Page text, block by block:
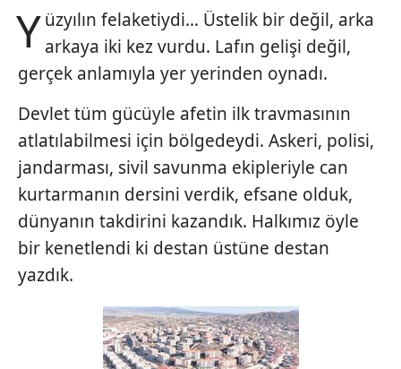
Yüzyılın felaketiydi... Üstelik bir değil, arka
arkaya iki kez vurdu. Lafın gelişi değil,
gerçek anlamıyla yer yerinden oynadı.
Devlet tüm gücüyle afetin ilk travmasının
atlatılabilmesi için bölgedeydi. Askeri, polisi,
jandarması, sivil savunma ekipleriyle can
kurtarmanın dersini verdik, efsane olduk,
dünyanın takdirini kazandık. Halkımız öyle
bir kenetlendi ki destan üstüne destan
yazdık.